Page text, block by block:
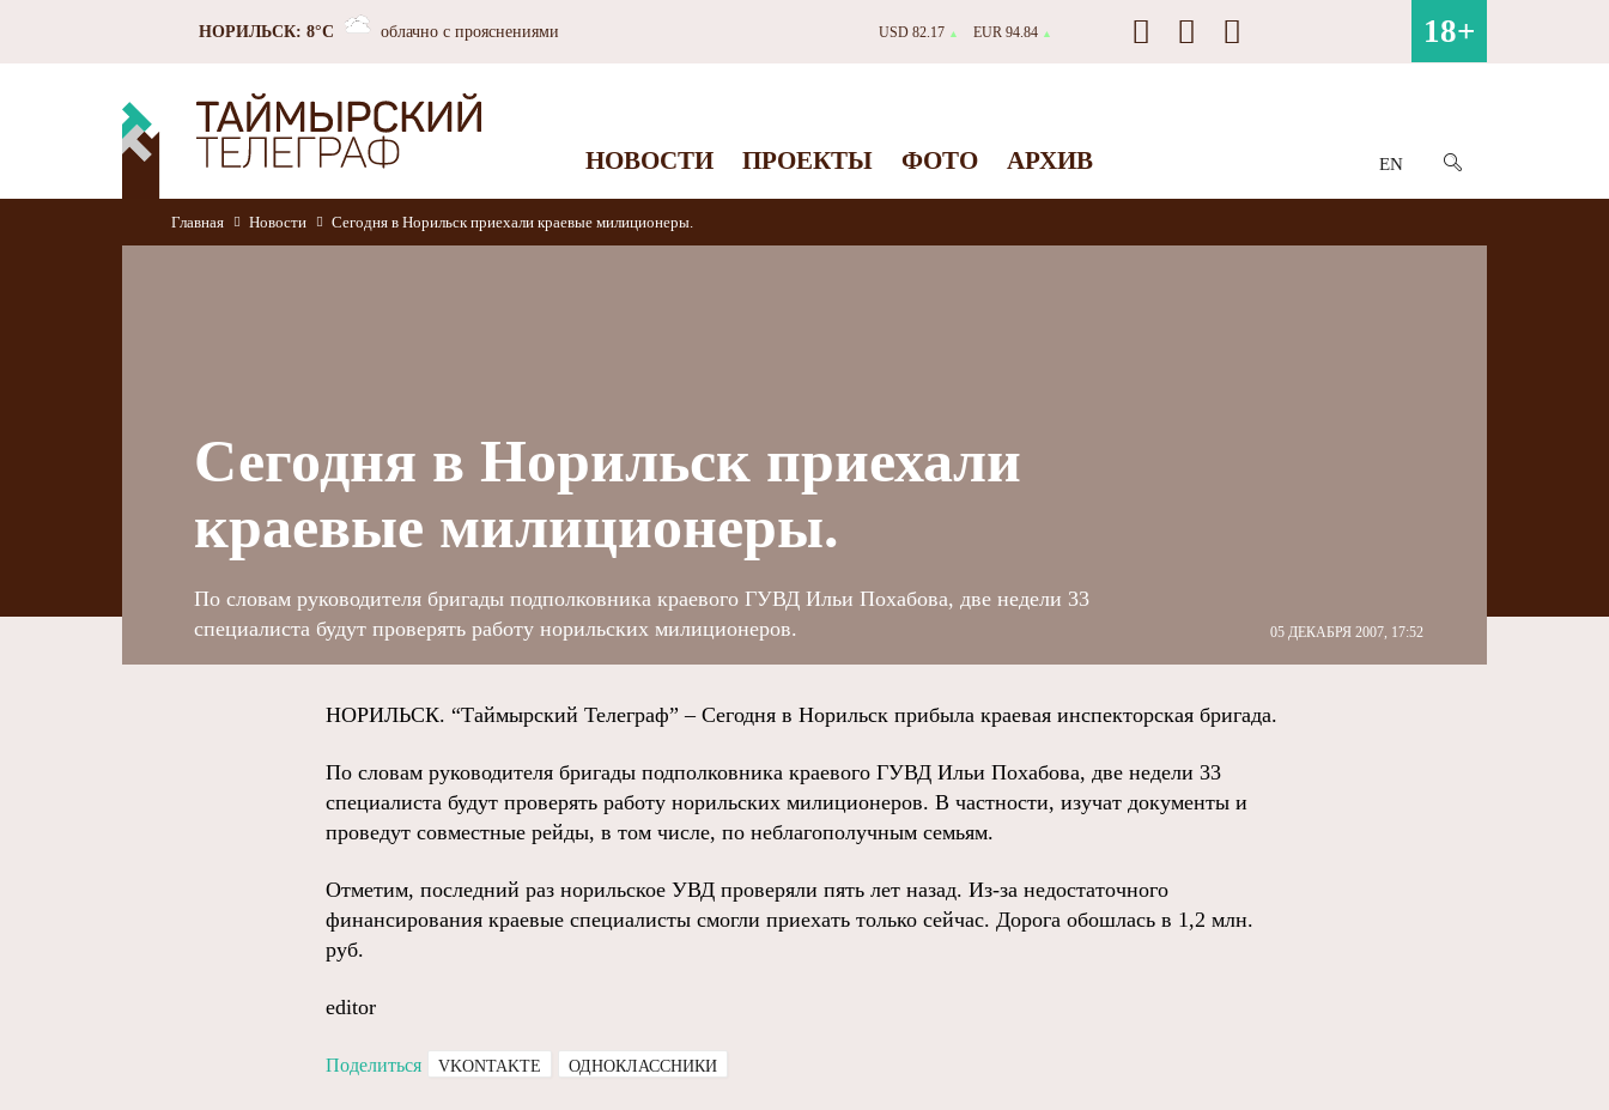
НОРИЛЬСК: 8°C облачно с прояснениями USD 82.17 ▲ EUR 94.84 ▲ 18+
НОВОСТИ ПРОЕКТЫ ФОТО АРХИВ EN
Главная Новости Сегодня в Норильск приехали краевые милиционеры.
Сегодня в Норильск приехали
краевые милиционеры.
05 ДЕКАБРЯ 2007, 17:52
По словам руководителя бригады подполковника краевого ГУВД Ильи Похабова, две недели 33
специалиста будут проверять работу норильских милиционеров.
НОРИЛЬСК. “Таймырский Телеграф” – Сегодня в Норильск прибыла краевая инспекторская бригада.
По словам руководителя бригады подполковника краевого ГУВД Ильи Похабова, две недели 33
специалиста будут проверять работу норильских милиционеров. В частности, изучат документы и
проведут совместные рейды, в том числе, по неблагополучным семьям.
Отметим, последний раз норильское УВД проверяли пять лет назад. Из-за недостаточного
финансирования краевые специалисты смогли приехать только сейчас. Дорога обошлась в 1,2 млн.
руб.
editor
Поделиться VKONTAKTE ОДНОКЛАССНИКИ